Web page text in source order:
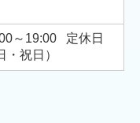
～19:00 定休日
・祝日）